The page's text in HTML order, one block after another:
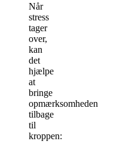
Når
stress
tager
over,
kan
det
hjælpe
at
bringe
opmærksomheden
tilbage
til
kroppen: